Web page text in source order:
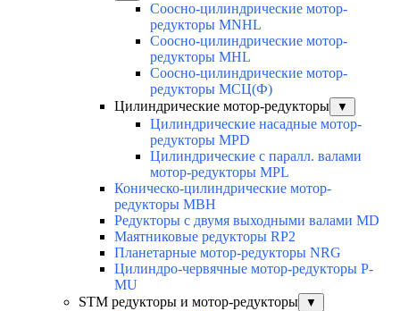
Соосно-цилиндрические мотор-
редукторы MNHL
Соосно-цилиндрические мотор-
редукторы MHL
Соосно-цилиндрические мотор-
редукторы МСЦ(Ф)
Цилиндрические мотор-редукторы
▼
Цилиндрические насадные мотор-
редукторы MPD
Цилиндрические с паралл. валами
мотор-редукторы MPL
Коническо-цилиндрические мотор-
редукторы MBH
Редукторы с двумя выходными валами MD
Маятниковые редукторы RP2
Планетарные мотор-редукторы NRG
Цилиндро-червячные мотор-редукторы P-
MU
STM редукторы и мотор-редукторы
▼